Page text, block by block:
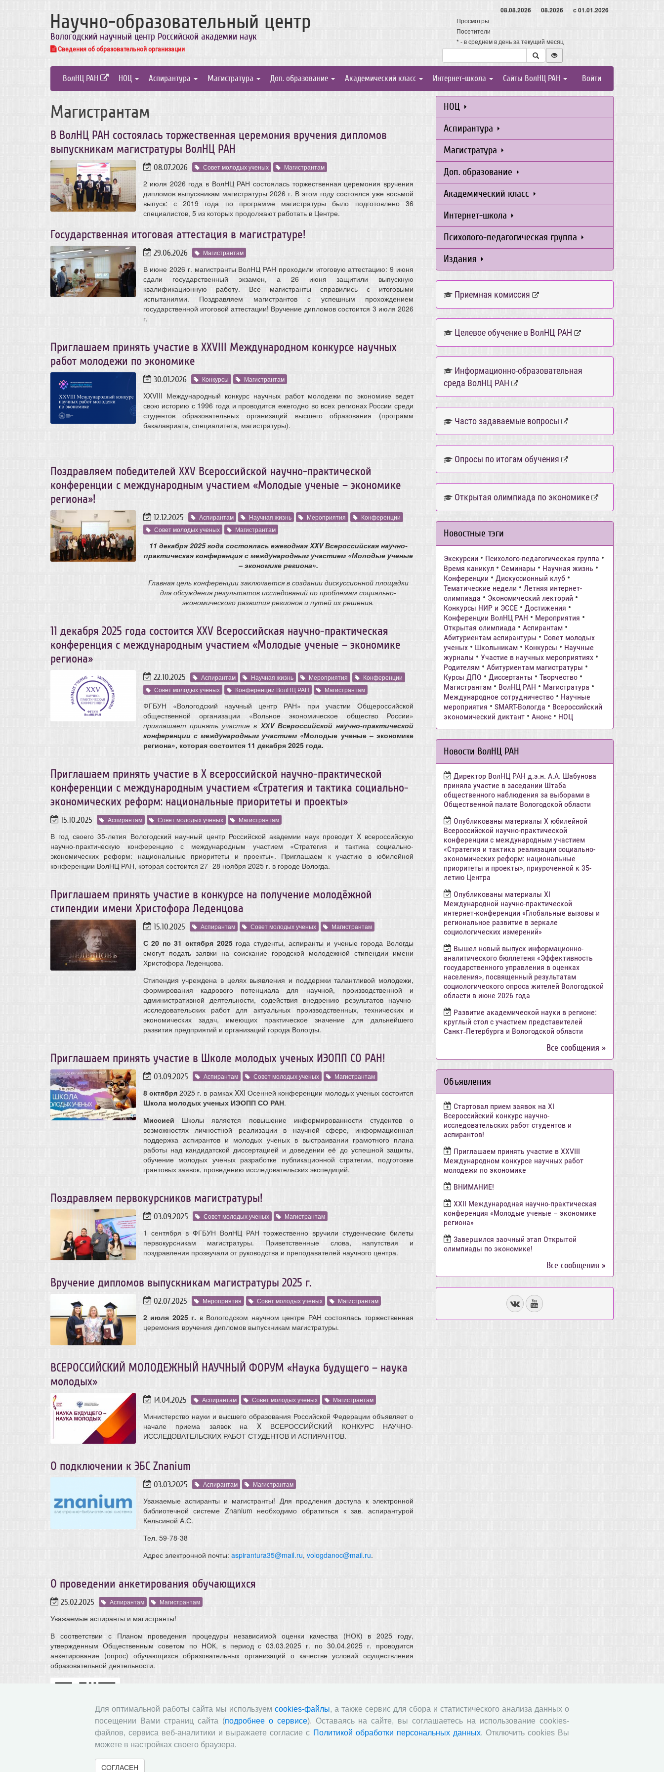
Научно-образовательный центр
Вологодский научный центр Российской академии наук
Сведения об образовательной организации
08.08.2026 08.2026 с 01.01.2026
Просмотры
Посетители
* - в среднем в день за текущий месяц
ВолНЦ РАН НОЦ Аспирантура Магистратура Доп. образование Академический класс Интернет-школа Сайты ВолНЦ РАН Войти
Магистрантам
В ВолНЦ РАН состоялась торжественная церемония вручения дипломов
выпускникам магистратуры ВолНЦ РАН
08.07.2026 Совет молодых ученых Магистрантам
2 июля 2026 года в ВолНЦ РАН состоялась торжественная церемония вручения
дипломов выпускникам магистратуры 2026 г. В этом году состоялся уже восьмой
выпуск: с 2019 года по программе магистратуры было подготовлено 36
специалистов, 5 из которых продолжают работать в Центре.
Государственная итоговая аттестация в магистратуре!
29.06.2026 Магистрантам
В июне 2026 г. магистранты ВолНЦ РАН проходили итоговую аттестацию: 9 июня
сдали государственный экзамен, а 26 июня защитили выпускную
квалификационную работу. Все магистранты справились с итоговыми
испытаниями. Поздравляем магистрантов с успешным прохождением
государственной итоговой аттестации! Вручение дипломов состоится 3 июля 2026
г.
Приглашаем принять участие в XXVIII Международном конкурсе научных
работ молодежи по экономике
30.01.2026 Конкурсы Магистрантам
XXVIII Международный конкурс научных работ молодежи по экономике ведет
свою историю с 1996 года и проводится ежегодно во всех регионах России среди
студентов образовательных организаций высшего образования (программ
бакалавриата, специалитета, магистратуры).
Поздравляем победителей XXV Всероссийской научно-практической
конференции с международным участием «Молодые ученые – экономике
региона»!
12.12.2025 Аспирантам Научная жизнь Мероприятия
Конференции
Совет молодых ученых
Магистрантам
11 декабря 2025 года состоялась ежегодная XXV Всероссийская научно-
практическая конференция с международным участием «Молодые ученые
– экономике региона».
Главная цель конференции заключается в создании дискуссионной площадки
для обсуждения результатов исследований по проблемам социально-
экономического развития регионов и путей их решения.
11 декабря 2025 года состоится ХХV Всероссийская научно-практическая
конференция с международным участием «Молодые ученые – экономике
региона»
22.10.2025 Аспирантам Научная жизнь Мероприятия
Конференции
Совет молодых ученых
Конференции ВолНЦ РАН Магистрантам
ФГБУН «Вологодский научный центр РАН» при участии Общероссийской
общественной организации «Вольное экономическое общество России»
приглашает принять участие в ХХV Всероссийской научно-практической
конференции с международным участием «Молодые ученые – экономике
региона», которая состоится 11 декабря 2025 года.
Приглашаем принять участие в X всероссийской научно-практической
конференции с международным участием «Стратегия и тактика социально-
экономических реформ: национальные приоритеты и проекты»
15.10.2025 Аспирантам Совет молодых ученых Магистрантам
В год своего 35-летия Вологодский научный центр Российской академии наук проводит X всероссийскую
научно-практическую конференцию с международным участием «Стратегия и тактика социально-
экономических реформ: национальные приоритеты и проекты». Приглашаем к участию в юбилейной
конференции ВолНЦ РАН, которая состоится 27 -28 ноября 2025 г. в городе Вологда.
Приглашаем принять участие в конкурсе на получение молодёжной
стипендии имени Христофора Леденцова
15.10.2025 Аспирантам Совет молодых ученых Магистрантам
С 20 по 31 октября 2025года студенты, аспиранты и ученые города Вологды
смогут подать заявки на соискание городской молодежной стипендии имени
Христофора Леденцова.
Стипендия учреждена в целях выявления и поддержки талантливой молодежи,
формирования кадрового потенциала для научной, производственной и
административной деятельности, содействия внедрению результатов научно-
исследовательских работ для актуальных производственных, технических и
экономических задач, имеющих практическое значение для дальнейшего
развития предприятий и организаций города Вологды.
Приглашаем принять участие в Школе молодых ученых ИЭОПП СО РАН!
03.09.2025 Аспирантам Совет молодых ученых Магистрантам
8 октября2025 г. в рамках XXI Осенней конференции молодых ученых состоится
Школа молодых ученых ИЭОПП СО РАН.
Миссией Школы является повышение информированности студентов о
возможностях личностной реализации в научной сфере, информационная
поддержка аспирантов и молодых ученых в выстраивании грамотного плана
работы над кандидатской диссертацией и доведении её до успешной защиты,
обучение молодых ученых разработке публикационной стратегии, подготовке
грантовых заявок, проведению исследовательских экспедиций.
Поздравляем первокурсников магистратуры!
03.09.2025 Совет молодых ученых Магистрантам
1 сентября в ФГБУН ВолНЦ РАН торжественно вручили студенческие билеты
первокурсникам магистратуры. Приветственные слова, напутствия и
поздравления прозвучали от руководства и преподавателей научного центра.
Вручение дипломов выпускникам магистратуры 2025 г.
02.07.2025 Мероприятия Совет молодых ученых Магистрантам
2 июля 2025 г. в Вологодском научном центре РАН состоялась торжественная
церемония вручения дипломов выпускникам магистратуры.
ВСЕРОССИЙСКИЙ МОЛОДЕЖНЫЙ НАУЧНЫЙ ФОРУМ «Наука будущего – наука
молодых»
14.04.2025 Аспирантам Совет молодых ученых Магистрантам
Министерство науки и высшего образования Российской Федерации объявляет о
начале приема заявок на X ВСЕРОССИЙСКИЙ КОНКУРС НАУЧНО-
ИССЛЕДОВАТЕЛЬСКИХ РАБОТ СТУДЕНТОВ И АСПИРАНТОВ.
О подключении к ЭБС Znanium
03.03.2025 Аспирантам Магистрантам
Уважаемые аспиранты и магистранты! Для продления доступа к электронной
библиотечной системе Znanium необходимо обратиться к зав. аспирантурой
Кельсиной А.С.
Тел. 59-78-38
Адрес электронной почты: aspirantura35@mail.ru, vologdanoc@mail.ru.
О проведении анкетирования обучающихся
25.02.2025 Аспирантам Магистрантам
Уважаемые аспиранты и магистранты!
В соответствии с Планом проведения процедуры независимой оценки качества (НОК) в 2025 году,
утвержденным Общественным советом по НОК, в период с 03.03.2025 г. по 30.04.2025 г. проводится
анкетирование (опрос) обучающихся образовательных организаций о качестве условий осуществления
образовательной деятельности.
Анкетирование можно пройти, используя QR-код или по ссылке:
НОЦ
Аспирантура
Магистратура
Доп. образование
Академический класс
Интернет-школа
Психолого-педагогическая группа
Издания
Приемная комиссия
Целевое обучение в ВолНЦ РАН
Информационно-образовательная
среда ВолНЦ РАН
Часто задаваемые вопросы
Опросы по итогам обучения
Открытая олимпиада по экономике
Новостные тэги
Экскурсии • Психолого-педагогическая группа •
Время каникул • Семинары • Научная жизнь •
Конференции • Дискуссионный клуб •
Тематические недели • Летняя интернет-
олимпиада • Экономический лекторий •
Конкурсы НИР и ЭССЕ • Достижения •
Конференции ВолНЦ РАН • Мероприятия •
Открытая олимпиада • Аспирантам •
Абитуриентам аспирантуры • Совет молодых
ученых • Школьникам • Конкурсы • Научные
журналы • Участие в научных мероприятиях •
Родителям • Абитуриентам магистратуры •
Курсы ДПО • Диссертанты • Творчество •
Магистрантам • ВолНЦ РАН • Магистратура •
Международное сотрудничество • Научные
мероприятия • SMART-Вологда • Всероссийский
экономический диктант • Анонс • НОЦ
Новости ВолНЦ РАН
Директор ВолНЦ РАН д.э.н. А.А. Шабунова
приняла участие в заседании Штаба
общественного наблюдения за выборами в
Общественной палате Вологодской области
Опубликованы материалы X юбилейной
Всероссийской научно-практической
конференции с международным участием
«Стратегия и тактика реализации социально-
экономических реформ: национальные
приоритеты и проекты», приуроченной к 35-
летию Центра
Опубликованы материалы XI
Международной научно-практической
интернет-конференции «Глобальные вызовы и
региональное развитие в зеркале
социологических измерений»
Вышел новый выпуск информационно-
аналитического бюллетеня «Эффективность
государственного управления в оценках
населения», посвященный результатам
социологического опроса жителей Вологодской
области в июне 2026 года
Развитие академической науки в регионе:
круглый стол с участием представителей
Санкт‑Петербурга и Вологодской области
Все сообщения »
Объявления
Стартовал прием заявок на XI
Всероссийский конкурс научно-
исследовательских работ студентов и
аспирантов!
Приглашаем принять участие в XXVIII
Международном конкурсе научных работ
молодежи по экономике
ВНИМАНИЕ!
ХХII Международная научно-практическая
конференция «Молодые ученые – экономике
региона»
Завершился заочный этап Открытой
олимпиады по экономике!
Все сообщения »
Для оптимальной работы сайта мы используем cookies-файлы, а также сервис для сбора и статистического анализа данных о
посещении Вами страниц сайта (подробнее о сервисе). Оставаясь на сайте, вы соглашаетесь на использование cookies-
файлов, сервиса веб-аналитики и выражаете согласие с Политикой обработки персональных данных. Отключить cookies Вы
можете в настройках своего браузера.
СОГЛАСЕН